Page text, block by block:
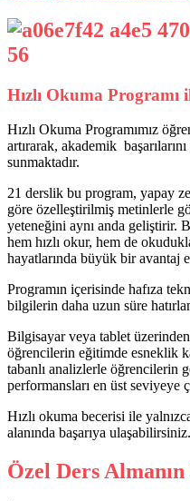
Hızlı Okuma Programı
Hızlı Okuma Programımız
artırarak, akademik
sunmaktadır.
21 derslik bu program, yapay
göre özelleştirilmiş metinlerle
yeteneğini aynı anda geliştirir.
hem hızlı okur, hem de
hayatlarında büyük bir avantaj
Programın içerisinde hafıza
bilgilerin daha uzun süre
Bilgisayar veya tablet
öğrencilerin eğitimde esneklik
tabanlı analizlerle öğrencilerin
performansları en üst seviyeye
Hızlı okuma becerisi ile
alanında başarıya ulaşabilirsiniz.
Özel Ders